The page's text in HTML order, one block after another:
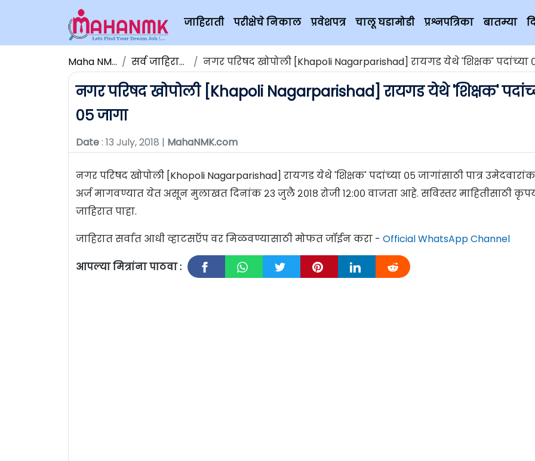
जाहिराती परीक्षेचे निकाल प्रवेशपत्र चालू घडामोडी प्रश्नपत्रिका बातम्या
Maha NMK सर्व जाहिराती नगर परिषद खोपोली [Khapoli Nagarparishad] रायगड येथे 'शिक्षक' पदांच्या ०५
नगर परिषद खोपोली [Khapoli Nagarparishad] रायगड येथे 'शिक्षक'
०५ जागा
Date: 13 July, 2018 | MahaNMK.com
नगर परिषद खोपोली [Khopoli Nagarparishad] रायगड येथे 'शिक्षक' पदांच्या ०५ जागांसाठी पात्र
अर्ज मागवण्यात येत असून मुलाखत दिनांक २३ जुलै २०१८ रोजी १२:०० वाजता आहे. सविस्तर माहितीसाठी
जाहिरात पाहा.
जाहिरात सर्वात आधी व्हाटसऍप वर मिळवण्यासाठी मोफत जॉईन करा - Official WhatsApp Channel
आपल्या मित्रांना पाठवा :